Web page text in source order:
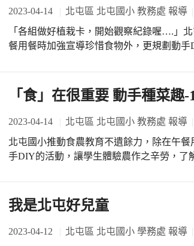
2023-04-14 北屯區 北屯國小 教務處 報導
「各組做好植栽卡，開始觀察紀錄喔….」
餐用餐時加強宣導珍惜食物外，更規劃動
們積極規劃學生體驗活動，目標在重新連
產方式的食農教育，更顯出其重要性。
「食」在很重要 動手種菜趣-
2023-04-14 北屯區 北屯國小 教務處 報導
北屯國小推動食農教育不遺餘力，除在午
手DIY的活動，讓學生體驗農作之辛勞，了
結餐桌到農場，建立健康的飲食、農業生產
我是北屯好兒童
2023-04-12 北屯區 北屯國小 學務處 報導